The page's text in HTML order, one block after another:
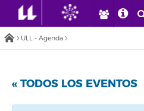
ULL - Agenda
« TODOS LOS EVENTOS